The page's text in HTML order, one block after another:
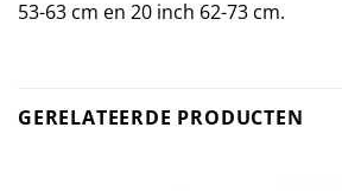
53-63 cm en 20 inch 62-73 cm.
GERELATEERDE PRODUCTEN